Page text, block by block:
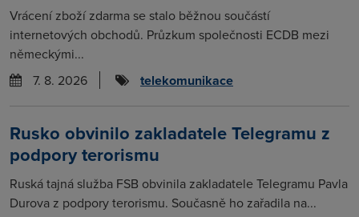
Vrácení zboží zdarma se stalo běžnou součástí
internetových obchodů. Průzkum společnosti ECDB mezi
německými...
7. 8. 2026
telekomunikace
Rusko obvinilo zakladatele Telegramu z
podpory terorismu
Ruská tajná služba FSB obvinila zakladatele Telegramu Pavla
Durova z podpory terorismu. Současně ho zařadila na...